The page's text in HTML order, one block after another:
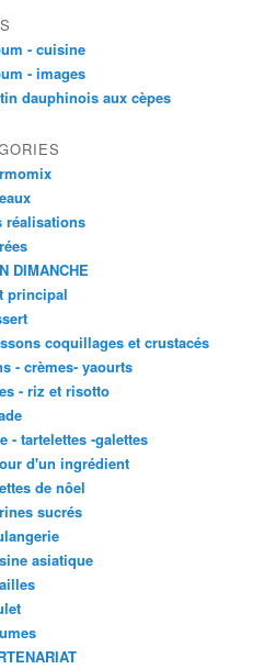
- cuisine
- images
dauphinois aux cèpes
réalisations
DIMANCHE
principal
coquillages et crustacés
- crèmes- yaourts
- riz et risotto
- tartelettes -galettes
d'un ingrédient
de nôel
sucrés
asiatique